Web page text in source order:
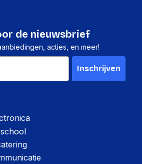
14,200 g
400 mm
300 mm
1,010 mm
de nieuwsbrief
acties, en meer!
Inschrijven